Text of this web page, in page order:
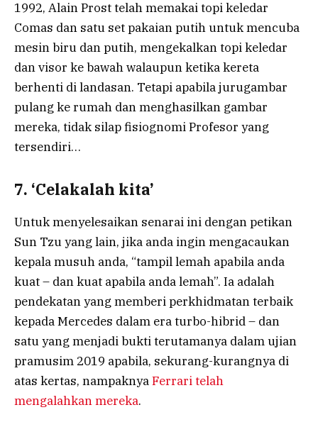
1992, Alain Prost telah memakai topi keledar
Comas dan satu set pakaian putih untuk mencuba
mesin biru dan putih, mengekalkan topi keledar
dan visor ke bawah walaupun ketika kereta
berhenti di landasan. Tetapi apabila jurugambar
pulang ke rumah dan menghasilkan gambar
mereka, tidak silap fisiognomi Profesor yang
tersendiri…
7. ‘Celakalah kita’
Untuk menyelesaikan senarai ini dengan petikan
Sun Tzu yang lain, jika anda ingin mengacaukan
kepala musuh anda, “tampil lemah apabila anda
kuat – dan kuat apabila anda lemah”. Ia adalah
pendekatan yang memberi perkhidmatan terbaik
kepada Mercedes dalam era turbo-hibrid – dan
satu yang menjadi bukti terutamanya dalam ujian
pramusim 2019 apabila, sekurang-kurangnya di
atas kertas, nampaknyaFerrari telah
mengalahkan mereka.